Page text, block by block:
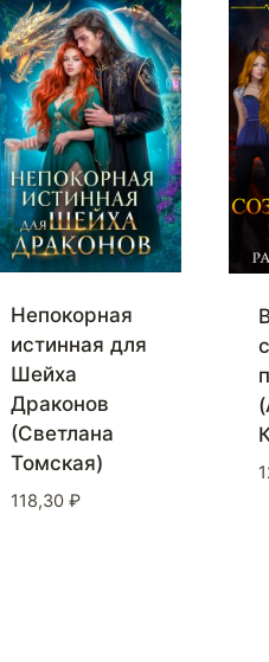
Непокорная
истинная для
Шейха
Драконов
(Светлана
Томская)
118,30 ₽